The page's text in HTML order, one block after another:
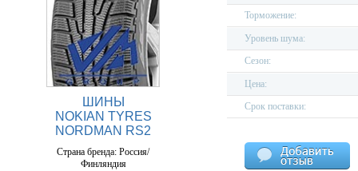
ШИНЫ
NOKIAN TYRES
NORDMAN RS2
Страна бренда: Россия/
Финляндия
Торможение:
Уровень шума:
Сезон:
Цена:
Срок поставки: